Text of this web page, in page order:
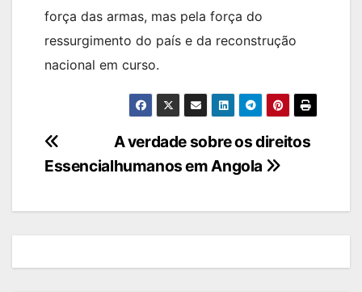
força das armas, mas pela força do
ressurgimento do país e da reconstrução
nacional em curso.
Navegação
de
artigos
A verdade sobre os direitos
humanos em Angola
Essencial